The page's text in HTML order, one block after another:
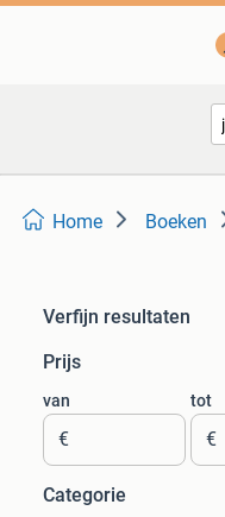
Home Boeken
Verfijn resultaten
Prijs
van
€
tot
€
Categorie